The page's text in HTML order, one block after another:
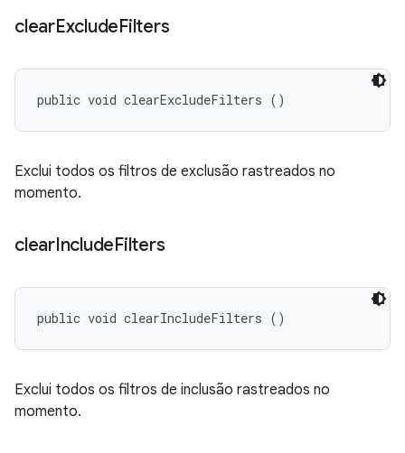
clearExcludeFilters
public void clearExcludeFilters ()
Exclui todos os filtros de exclusão rastreados no
momento.
clearIncludeFilters
public void clearIncludeFilters ()
Exclui todos os filtros de inclusão rastreados no
momento.